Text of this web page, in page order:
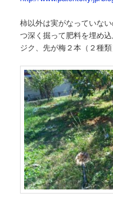
柿以外は実がなっていな
つ深く掘って肥料を埋め
ジク、先が梅２本（２種類